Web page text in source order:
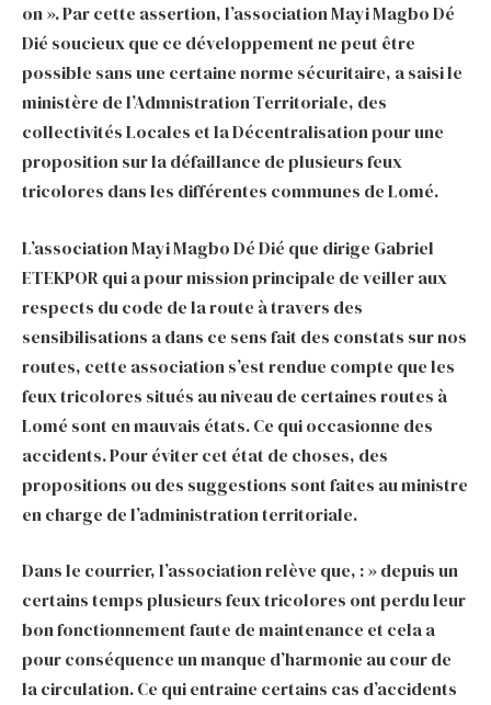
on ». Par cette assertion, l’association Mayi Magbo Dé
Dié soucieux que ce développement ne peut être
possible sans une certaine norme sécuritaire, a saisi le
ministère de l’Admnistration Territoriale, des
collectivités Locales et la Décentralisation pour une
proposition sur la défaillance de plusieurs feux
tricolores dans les différentes communes de Lomé.
L’association Mayi Magbo Dé Dié que dirige Gabriel
ETEKPOR qui a pour mission principale de veiller aux
respects du code de la route à travers des
sensibilisations a dans ce sens fait des constats sur nos
routes, cette association s’est rendue compte que les
feux tricolores situés au niveau de certaines routes à
Lomé sont en mauvais états. Ce qui occasionne des
accidents. Pour éviter cet état de choses, des
propositions ou des suggestions sont faites au ministre
en charge de l’administration territoriale.
Dans le courrier, l’association relève que, : » depuis un
certains temps plusieurs feux tricolores ont perdu leur
bon fonctionnement faute de maintenance et cela a
pour conséquence un manque d’harmonie au cour de
la circulation. Ce qui entraine certains cas d’accidents